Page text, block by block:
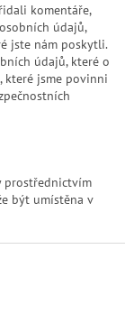
komentáře,
údajů,
jste nám poskytli.
údajů, které o
které jsme povinni
prostřednictvím
být umístěna v